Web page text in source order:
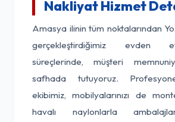
Nakliyat Hizmet
Amasya ilinin tüm noktalarından
gerçekleştirdiğimiz evden
süreçlerinde, müşteri
safhada tutuyoruz.
ekibimiz, mobilyalarınızı de
havalı naylonlarla